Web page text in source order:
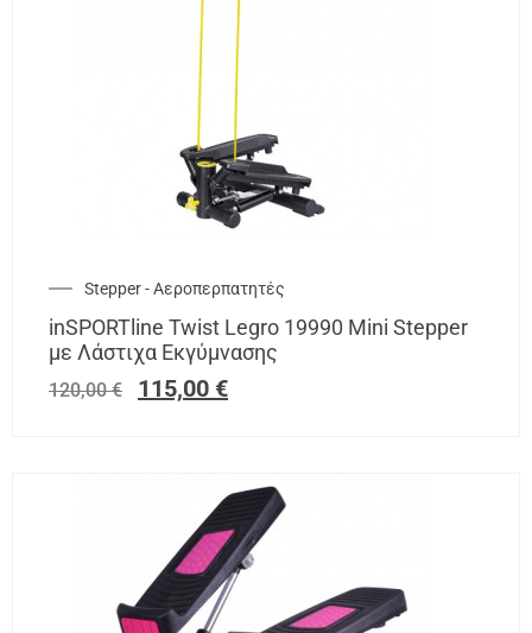
Stepper - Αεροπερπατητές
inSPORTline Twist Legro 19990 Mini Stepper
με Λάστιχα Εκγύμνασης
120,00€ 115,00 €